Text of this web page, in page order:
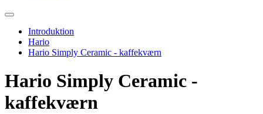
Introduktion
Hario
Hario Simply Ceramic - kaffekværn
Hario Simply Ceramic -
kaffekværn